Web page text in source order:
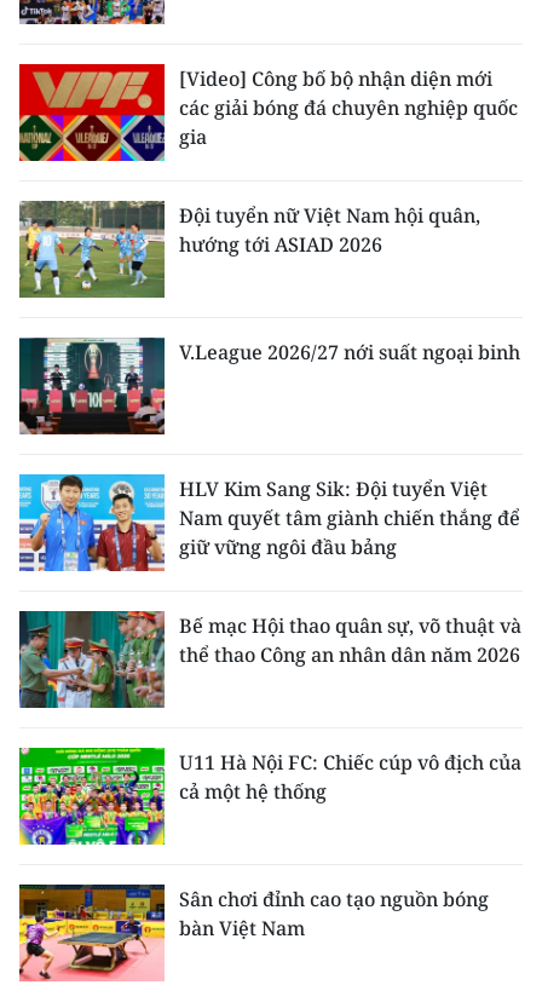
[Video] Công bố bộ nhận diện mới
các giải bóng đá chuyên nghiệp quốc
gia
Đội tuyển nữ Việt Nam hội quân,
hướng tới ASIAD 2026
V.League 2026/27 nới suất ngoại binh
HLV Kim Sang Sik: Đội tuyển Việt
Nam quyết tâm giành chiến thắng để
giữ vững ngôi đầu bảng
Bế mạc Hội thao quân sự, võ thuật và
thể thao Công an nhân dân năm 2026
U11 Hà Nội FC: Chiếc cúp vô địch của
cả một hệ thống
Sân chơi đỉnh cao tạo nguồn bóng
bàn Việt Nam